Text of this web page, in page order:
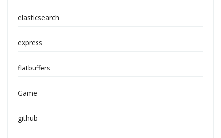
elasticsearch
express
flatbuffers
Game
github